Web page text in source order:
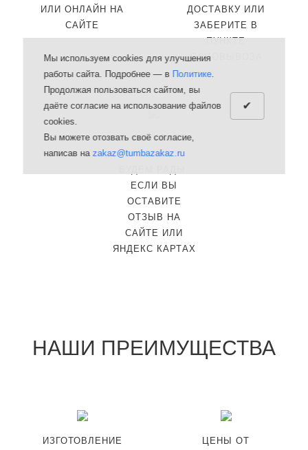
ИЛИ ОНЛАЙН НА
САЙТЕ
ДОСТАВКУ ИЛИ
ЗАБЕРИТЕ В
ПУНКТЕ
САМОВЫВОЗА
5. ОСТАВЬТЕ
ОТЗЫВ
ЕСЛИ ВЫ
ОСТАВИТЕ
ОТЗЫВ НА
САЙТЕ ИЛИ
ЯНДЕКС КАРТАХ
НАШИ ПРЕИМУЩЕСТВА
ИЗГОТОВЛЕНИЕ ЦЕНЫ ОТ
Мы используем cookies для улучшения
работы сайта. Подробнее — в Политике.
Продолжая пользоваться сайтом, вы
даёте согласие на использование файлов
cookies.
Вы можете отозвать своё согласие,
написав наzakaz@tumbazakaz.ru
✔